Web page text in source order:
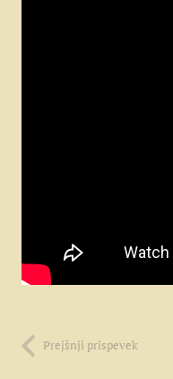
Prejšnji prispevek